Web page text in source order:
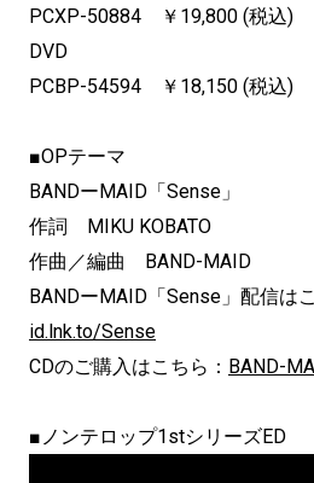
PCXP-50884 ￥19,800 (税込)
DVD
PCBP-54594 ￥18,150 (税込)
■OPテーマ
BANDーMAID「Sense」
作詞 MIKU KOBATO
作曲／編曲 BAND-MAID
BANDーMAID「Sense」配信は
id.lnk.to/Sense
CDのご購入はこちら： BAND-
■ノンテロップ1stシリーズED